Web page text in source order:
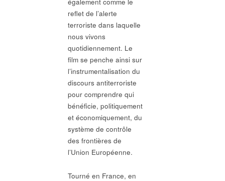
reflet de l’alerte
terroriste dans laquelle
nous vivons
quotidiennement. Le
film se penche ainsi sur
l’instrumentalisation du
discours antiterroriste
pour comprendre qui
bénéficie, politiquement
et économiquement, du
système de contrôle
des frontières de
l’Union Européenne.
Tourné en France, en